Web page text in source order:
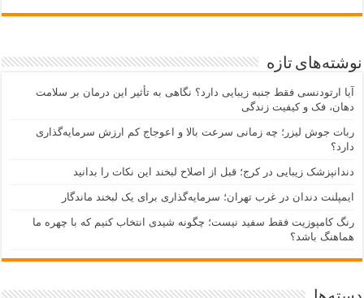
نوشته‌های تازه
آیا ارتودنسی فقط جنبه زیبایی دارد؟ نگاهی به تأثیر این درمان بر سلامت
دهان، فک و کیفیت زندگی
ربات جوش لیزر؛ چه زمانی سرعت بالا و اعوجاج کم ارزش سرمایه‌گذاری
دارد؟
دندانپزشک زیبایی در کرج؛ قبل از اصلاح لبخند این نکات را بدانید
ایمپلنت دندان در غرب تهران؛ سرمایه‌گذاری برای یک لبخند ماندگار
رنگ کامپوزیت فقط سفید نیست؛ چگونه شیدی انتخاب کنیم که با چهره ما
هماهنگ باشد؟